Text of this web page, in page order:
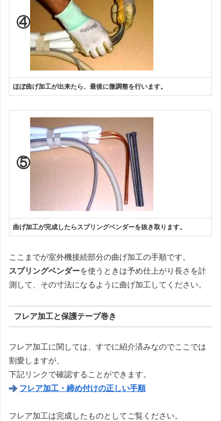
④
ほぼ曲げ加工が出来たら、最後に微調整を行います。
⑤
曲げ加工が完成したらスプリングベンダーを抜き取ります。
ここまでが室外機接続部分の曲げ加工の手順です。
スプリングベンダーを使うときは予め仕上がり長さを計
測して、その寸法になるように曲げ加工してください。
フレア加工と保護テープ巻き
フレア加工に関しては、すでに紹介済みなのでここでは
割愛しますが、
下記リンクで確認することができます。
フレア加工・締め付けの正しい手順
フレア加工は完成したものとしてご覧ください。